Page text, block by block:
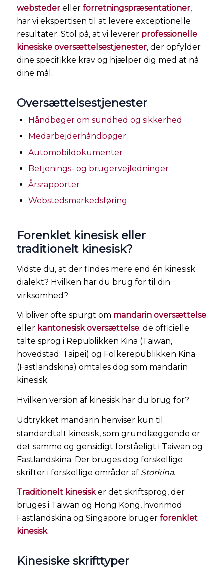
webstedereller forretningspræsentationer,
har vi ekspertisen til at levere exceptionelle
resultater. Stol på, at vi leverer professionelle
kinesiske oversættelsestjenester, der opfylder
dine specifikke krav og hjælper dig med at nå
dine mål.
Oversættelsestjenester
Håndbøger om sundhed og sikkerhed
Medarbejderhåndbøger
Automobildokumenter
Betjenings- og brugervejledninger
Årsrapporter
Webstedsmarkedsføring
Forenklet kinesisk eller
traditionelt kinesisk?
Vidste du, at der findes mere end én kinesisk
dialekt? Hvilken har du brug for til din
virksomhed?
Vi bliver ofte spurgt om mandarin oversættelse
eller kantonesisk oversættelse; de officielle
talte sprog i Republikken Kina (Taiwan,
hovedstad: Taipei) og Folkerepublikken Kina
(Fastlandskina) omtales dog som mandarin
kinesisk.
Hvilken version af kinesisk har du brug for?
Udtrykket mandarin henviser kun til
standardtalt kinesisk, som grundlæggende er
det samme og gensidigt forståeligt i Taiwan og
Fastlandskina. Der bruges dog forskellige
skrifter i forskellige områder af Storkina.
Traditionelt kinesisker det skriftsprog, der
bruges i Taiwan og Hong Kong, hvorimod
Fastlandskina og Singapore bruger forenklet
kinesisk.
Kinesiske skrifttyper